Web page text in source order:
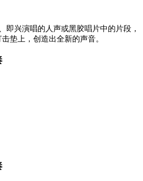
即兴演唱的人声或黑胶唱片中的片段，
垫上，创造出全新的声音。